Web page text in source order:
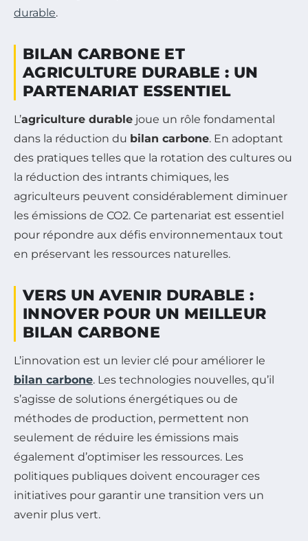
durable.
BILAN CARBONE ET
AGRICULTURE DURABLE : UN
PARTENARIAT ESSENTIEL
L’agriculture durable joue un rôle fondamental
dans la réduction du bilan carbone. En adoptant
des pratiques telles que la rotation des cultures ou
la réduction des intrants chimiques, les
agriculteurs peuvent considérablement diminuer
les émissions de CO2. Ce partenariat est essentiel
pour répondre aux défis environnementaux tout
en préservant les ressources naturelles.
VERS UN AVENIR DURABLE :
INNOVER POUR UN MEILLEUR
BILAN CARBONE
L’innovation est un levier clé pour améliorer le
bilan carbone. Les technologies nouvelles, qu’il
s’agisse de solutions énergétiques ou de
méthodes de production, permettent non
seulement de réduire les émissions mais
également d’optimiser les ressources. Les
politiques publiques doivent encourager ces
initiatives pour garantir une transition vers un
avenir plus vert.